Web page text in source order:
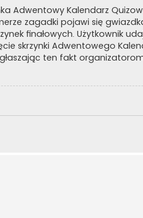
Adwentowy Kalendarz
zagadki pojawi się
finałowych. Użytkownik
skrzynki Adwentowego
ten fakt